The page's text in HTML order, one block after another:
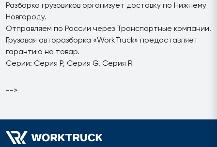
Разборка грузовиков организует доставку по Нижнему
Новгороду.
Отправляем по России через Транспортные компании.
Грузовая авторазборка «WorkTruck» предоставляет
гарантию на товар.
Серии: Серия P, Серия G, Серия R
-->